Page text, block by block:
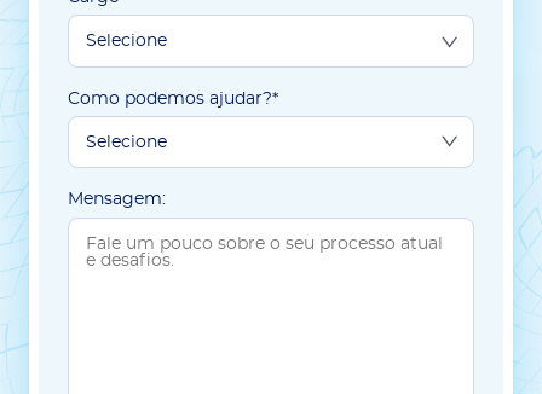
Como podemos ajudar?*
Mensagem: